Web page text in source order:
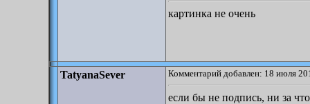
картинка не очень
TatyanaSever Комментарий добавлен: 18 июля
если бы не подпись, ни за